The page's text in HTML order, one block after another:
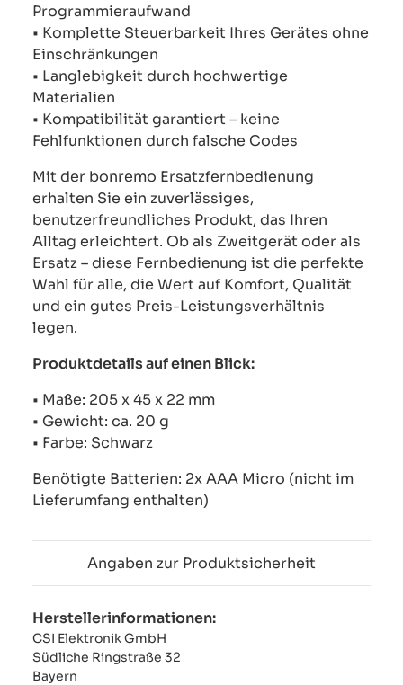
Programmieraufwand
• Komplette Steuerbarkeit Ihres Gerätes ohne
Einschränkungen
• Langlebigkeit durch hochwertige
Materialien
• Kompatibilität garantiert – keine
Fehlfunktionen durch falsche Codes
Mit der bonremo Ersatzfernbedienung
erhalten Sie ein zuverlässiges,
benutzerfreundliches Produkt, das Ihren
Alltag erleichtert. Ob als Zweitgerät oder als
Ersatz – diese Fernbedienung ist die perfekte
Wahl für alle, die Wert auf Komfort, Qualität
und ein gutes Preis-Leistungsverhältnis
legen.
Produktdetails auf einen Blick:
• Maße: 205 x 45 x 22 mm
• Gewicht: ca. 20 g
• Farbe: Schwarz
Benötigte Batterien: 2x AAA Micro (nicht im
Lieferumfang enthalten)
Angaben zur Produktsicherheit
Herstellerinformationen:
CSI Elektronik GmbH
Südliche Ringstraße 32
Bayern